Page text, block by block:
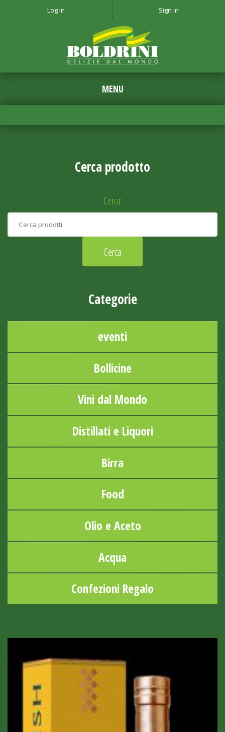
Log in Sign in
Cerca prodotto
Cerca:
Categorie
eventi
Bollicine
Vini dal Mondo
Distillati e Liquori
Birra
Food
Olio e Aceto
Acqua
Confezioni Regalo